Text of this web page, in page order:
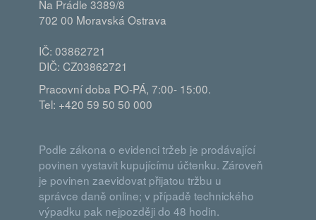
Na Prádle 3389/8
702 00 Moravská Ostrava
IČ: 03862721
DIČ: CZ03862721
Pracovní doba PO-PÁ, 7:00- 15:00.
Tel: +420 59 50 50 000
Podle zákona o evidenci tržeb je prodávající
povinen vystavit kupujícímu účtenku. Zároveň
je povinen zaevidovat přijatou tržbu u
správce daně online; v případě technického
výpadku pak nejpozději do 48 hodin.